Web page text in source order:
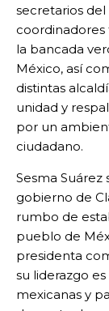
secretarios del
coordinadores
la bancada
México, así
distintas
unidad y
por un
ciudadano.
Sesma
gobierno de
rumbo de
pueblo de
presidenta
su liderazgo
mexicanas y